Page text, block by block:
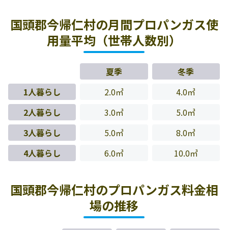
国頭郡今帰仁村の月間プロパンガス使
用量平均（世帯人数別）
夏季
冬季
1人暮らし
2.0㎥
4.0㎥
2人暮らし
3.0㎥
5.0㎥
3人暮らし
5.0㎥
8.0㎥
4人暮らし
6.0㎥ 10.0㎥
国頭郡今帰仁村のプロパンガス料金相
場の推移